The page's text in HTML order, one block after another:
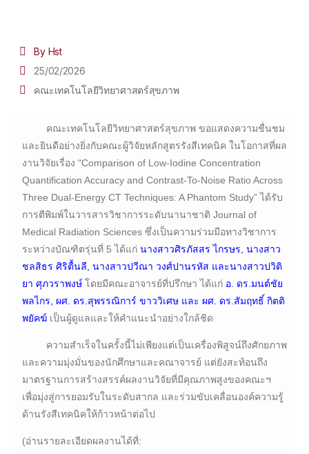
By Hst
25/02/2026
คณะเทคโนโลยีวิทยาศาสตร์สุขภาพ
คณะเทคโนโลยีวิทยาศาสตร์สุขภาพ ขอแสดงความชื่นชม
และยินดีอย่างยิ่งกับคณะผู้วิจัยหลักสูตรรังสีเทคนิค ในโอกาสที่ผล
งานวิจัยเรื่อง “Comparison of Low-Iodine Concentration
Quantification Accuracy and Contrast-To-Noise Ratio Across
Three Dual-Energy CT Techniques: A Phantom Study” ได้รับ
การตีพิมพ์ในวารสารวิชาการระดับนานาชาติ Journal of
Medical Radiation Sciences ซึ่งเป็นความร่วมมือทางวิชาการ
ระหว่างบัณฑิตรุ่นที่ 5 ได้แก่ นางสาวศิรภัสสร ไกรษร, นางสาว
ชลสิธร ศิริตื้นลี, นางสาวปวีณา วงศ์ปานรหัส และนางสาวปวิติ
ยา ศุภวราพงษ์ โดยมีคณะอาจารย์ที่ปรึกษา ได้แก่ อ. ดร.มนต์ชัย
พลไกร, ผศ. ดร.สุพรรณิการ์ ขาววิเศษ และ ผศ. ดร.สัมฤทธิ์ กิตติ
พยัคฆ์ เป็นผู้ดูแลและให้คำแนะนำอย่างใกล้ชิด
ความสำเร็จในครั้งนี้ไม่เพียงแต่เป็นเครื่องพิสูจน์ถึงศักยภาพ
และความมุ่งมั่นของนักศึกษาและคณาจารย์ แต่ยังสะท้อนถึง
มาตรฐานการสร้างสรรค์ผลงานวิจัยที่มีคุณภาพสูงของคณะฯ
เพื่อมุ่งสู่การยอมรับในระดับสากล และร่วมขับเคลื่อนองค์ความรู้
ด้านรังสีเทคนิคให้ก้าวหน้าต่อไป
(อ่านรายละเอียดผลงานได้ที่: